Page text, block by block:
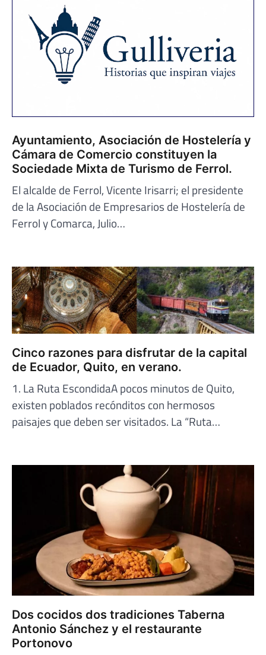
Ayuntamiento, Asociación de Hostelería y
Cámara de Comercio constituyen la
Sociedade Mixta de Turismo de Ferrol.
El alcalde de Ferrol, Vicente Irisarri; el presidente
de la Asociación de Empresarios de Hostelería de
Ferrol y Comarca, Julio…
Cinco razones para disfrutar de la capital
de Ecuador, Quito, en verano.
1. La Ruta EscondidaA pocos minutos de Quito,
existen poblados recónditos con hermosos
paisajes que deben ser visitados. La “Ruta…
Dos cocidos dos tradiciones Taberna
Antonio Sánchez y el restaurante
Portonovo